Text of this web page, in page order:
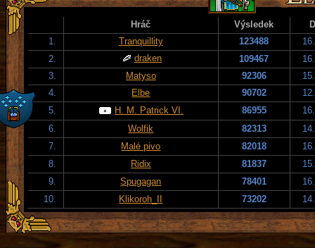
Hráč Výsledek
1.
Tranquillity 123488
2.
draken 109467
3.
Matyso 92306
4.
Elbe 90702
5.
H. M. Patrick VI. 86955
6.
Wolfik 82313
7.
Malé pivo 82018
8.
Ridix 81837
9.
Spugagan 78401
10.
Klikoroh_II 73202